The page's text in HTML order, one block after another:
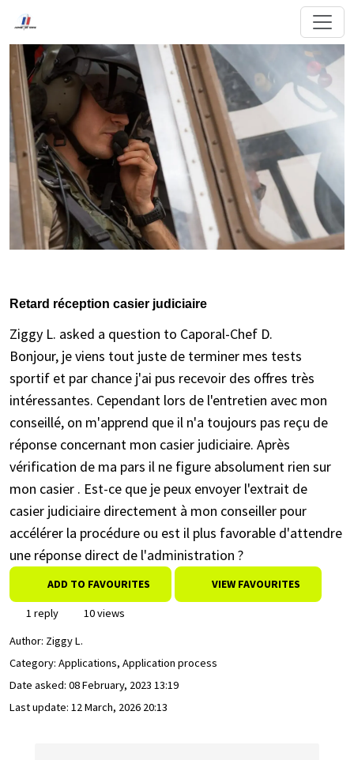
Retard réception casier judiciaire
Ziggy L. asked a question to Caporal-Chef D.
Bonjour, je viens tout juste de terminer mes tests
sportif et par chance j'ai pus recevoir des offres très
intéressantes. Cependant lors de l'entretien avec mon
conseillé, on m'apprend que il n'a toujours pas reçu de
réponse concernant mon casier judiciaire. Après
vérification de ma pars il ne figure absolument rien sur
mon casier . Est-ce que je peux envoyer l'extrait de
casier judiciaire directement à mon conseiller pour
accélérer la procédure ou est il plus favorable d'attendre
une réponse direct de l'administration ?
ADD TO FAVOURITES VIEW FAVOURITES
1 reply
10 views
Author: Ziggy L.
Category: Applications, Application process
Date asked: 08 February, 2023 13:19
Last update: 12 March, 2026 20:13